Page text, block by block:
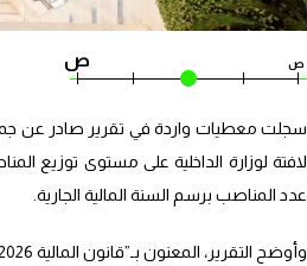
ص ص
لافتة لوزارة الداخلية على مستوى توزيع
عدد المناصب برسم السنة المالية الجارية.